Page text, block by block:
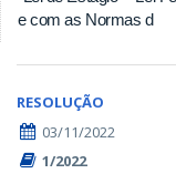
e com as Normas d
RESOLUÇÃO
03/11/2022
1/2022